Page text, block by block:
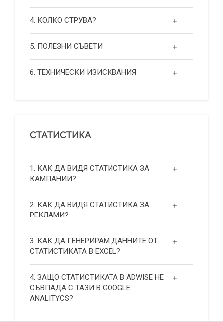
4. КОЛКО СТРУВА?
5. ПОЛЕЗНИ СЪВЕТИ
6. ТЕХНИЧЕСКИ ИЗИСКВАНИЯ
СТАТИСТИКА
1. КАК ДА ВИДЯ СТАТИСТИКА ЗА
КАМПАНИИ?
2. КАК ДА ВИДЯ СТАТИСТИКА ЗА
РЕКЛАМИ?
3. КАК ДА ГЕНЕРИРАМ ДАННИТЕ ОТ
СТАТИСТИКАТА В EXCEL?
4. ЗАЩО СТАТИСТИКАТА В ADWISE НЕ
СЪВПАДА С ТАЗИ В GOOGLE
ANALITYCS?